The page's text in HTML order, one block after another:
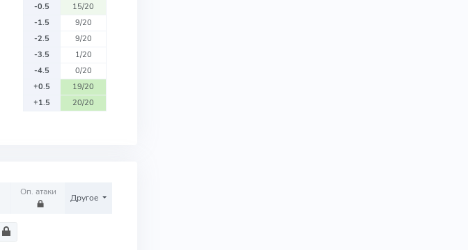
-0.5
15/20
-1.5
9/20
-2.5
9/20
-3.5
1/20
-4.5
0/20
+0.5
19/20
+1.5
20/20
Оп. атаки
Другое